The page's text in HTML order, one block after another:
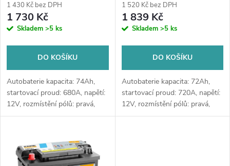
o
d
u
k
t
ů
o
d
u
k
ů
výkup staré baterie při doručení
nebo v prodejně Jinočany
1 430 Kč bez DPH
1 730 Kč
Skladem >5 ks
DO KOŠÍKU
Autobaterie kapacita: 74Ah,
startovací proud: 680A, napětí:
12V, rozmístění pólů: pravá,
rozměry: 278 x 175 x 190,
na...
výkup staré baterie při doručení
nebo v prodejně Jinočany
1 520 Kč bez DPH
1 839 Kč
Skladem >5 ks
DO KOŠÍKU
Autobaterie kapacita: 72Ah,
startovací proud: 720A, napětí:
12V, rozmístění pólů: pravá,
rozměry: 278 x 175 x 175,